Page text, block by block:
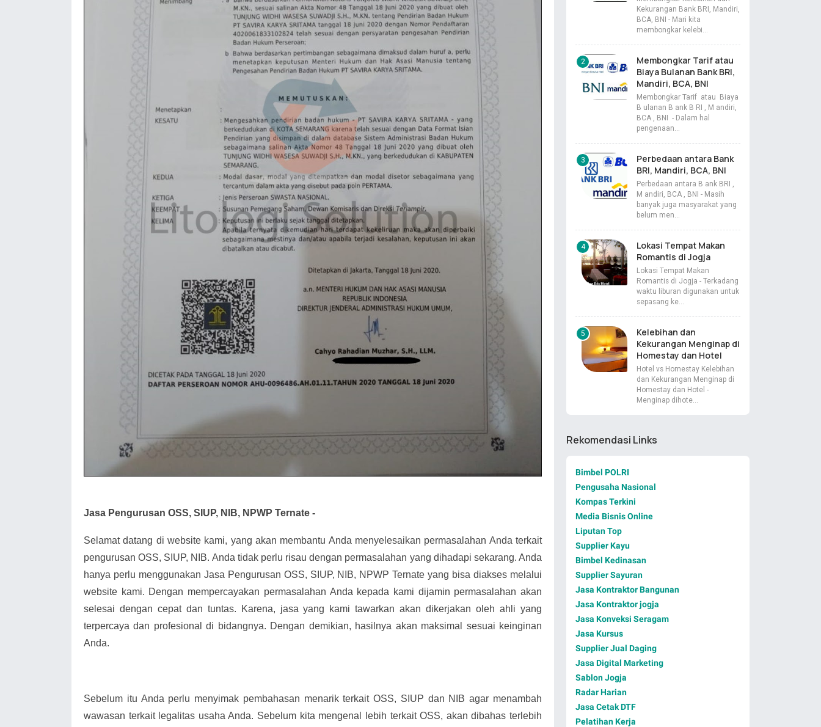
Jasa Pengurusan OSS, SIUP, NIB, NPWP Ternate -
Selamat datang di website kami, yang akan membantu Anda menyelesaikan permasalahan Anda terkait
pengurusan OSS, SIUP, NIB. Anda tidak perlu risau dengan permasalahan yang dihadapi sekarang. Anda
hanya perlu menggunakan Jasa Pengurusan OSS, SIUP, NIB, NPWP Ternate yang bisa diakses melalui
website kami. Dengan mempercayakan permasalahan Anda kepada kami dijamin permasalahan akan
selesai dengan cepat dan tuntas. Karena, jasa yang kami tawarkan akan dikerjakan oleh ahli yang
terpercaya dan profesional di bidangnya. Dengan demikian, hasilnya akan maksimal sesuai keinginan
Anda.
Sebelum itu Anda perlu menyimak pembahasan menarik terkait OSS, SIUP dan NIB agar menambah
wawasan terkait legalitas usaha Anda. Sebelum kita mengenal lebih terkait OSS, akan dibahas terlebih
Kekurangan Bank BRI, Mandiri,
BCA, BNI - Mari kita
membongkar kelebi…
Membongkar Tarif atau
Biaya Bulanan Bank BRI,
Mandiri, BCA, BNI
Membongkar Tarif atau Biaya
B ulanan B ank B RI , M andiri,
BCA , BNI - Dalam hal
pengenaan…
Perbedaan antara Bank
BRI, Mandiri, BCA, BNI
Perbedaan antara B ank BRI ,
M andiri, BCA , BNI - Masih
banyak juga masyarakat yang
belum men…
Lokasi Tempat Makan
Romantis di Jogja
Lokasi Tempat Makan
Romantis di Jogja - Terkadang
waktu liburan digunakan untuk
sepasang ke…
Kelebihan dan
Kekurangan Menginap di
Homestay dan Hotel
Hotel vs Homestay Kelebihan
dan Kekurangan Menginap di
Homestay dan Hotel -
Menginap dihote…
Rekomendasi Links
Bimbel POLRI
Pengusaha Nasional
Kompas Terkini
Media Bisnis Online
Liputan Top
Supplier Kayu
Bimbel Kedinasan
Supplier Sayuran
Jasa Kontraktor Bangunan
Jasa Kontraktor jogja
Jasa Konveksi Seragam
Jasa Kursus
Supplier Jual Daging
Jasa Digital Marketing
Sablon Jogja
Radar Harian
Jasa Cetak DTF
Pelatihan Kerja